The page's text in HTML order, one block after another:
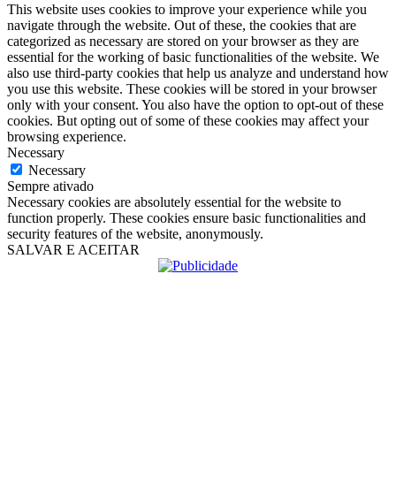
This website uses cookies to improve your experience while you
navigate through the website. Out of these, the cookies that are
categorized as necessary are stored on your browser as they are
essential for the working of basic functionalities of the website. We
also use third-party cookies that help us analyze and understand how
you use this website. These cookies will be stored in your browser
only with your consent. You also have the option to opt-out of these
cookies. But opting out of some of these cookies may affect your
browsing experience.
Necessary
Necessary
Sempre ativado
Necessary cookies are absolutely essential for the website to
function properly. These cookies ensure basic functionalities and
security features of the website, anonymously.
SALVAR E ACEITAR